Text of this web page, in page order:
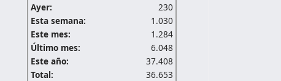
Ayer:
230
Esta semana:
1.030
Este mes:
1.284
Último mes:
6.048
Este año:
37.408
Total:
36.653